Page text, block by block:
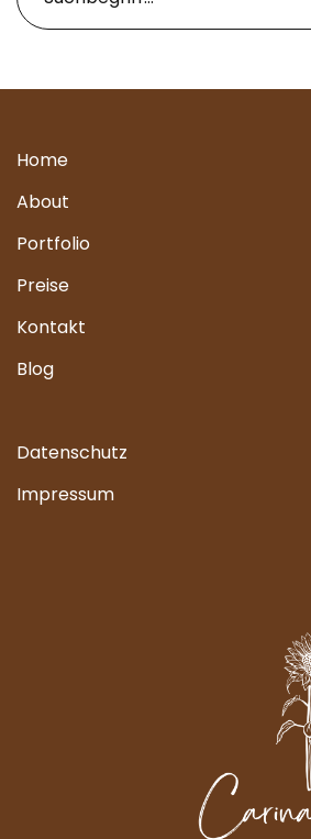
Home
About
Portfolio
Preise
Kontakt
Blog
Datenschutz
Impressum